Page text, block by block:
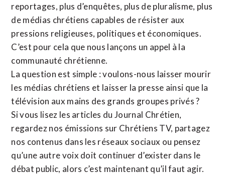
reportages, plus d’enquêtes, plus de pluralisme, plus
de médias chrétiens capables de résister aux
pressions religieuses, politiques et économiques.
C’est pour cela que nous lançons un appel à la
communauté chrétienne.
La question est simple : voulons-nous laisser mourir
les médias chrétiens et laisser la presse ainsi que la
télévision aux mains des grands groupes privés ?
Si vous lisez les articles du Journal Chrétien,
regardez nos émissions sur Chrétiens TV, partagez
nos contenus dans les réseaux sociaux ou pensez
qu’une autre voix doit continuer d’exister dans le
débat public, alors c’est maintenant qu’il faut agir.